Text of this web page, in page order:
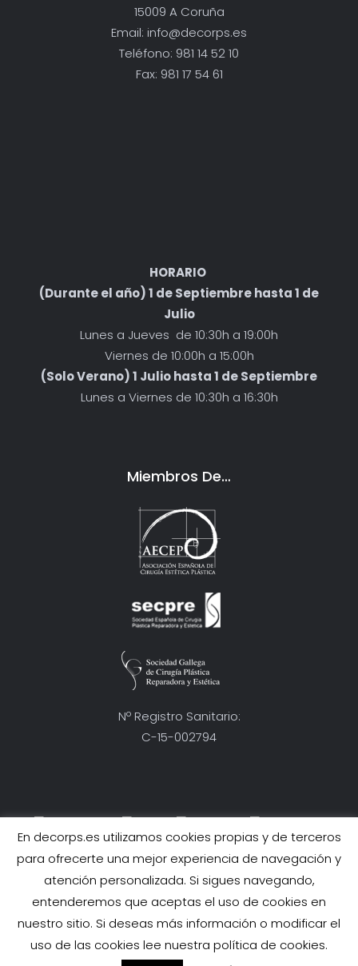
15009 A Coruña
Email: info@decorps.es
Teléfono: 981 14 52 10
Fax: 981 17 54 61
HORARIO
(Durante el año) 1 de Septiembre hasta 1 de
Julio
Lunes a Jueves de 10:30h a 19:00h
Viernes de 10:00h a 15:00h
(Solo Verano) 1 Julio hasta 1 de Septiembre
Lunes a Viernes de 10:30h a 16:30h
Miembros De…
Nº Registro Sanitario:
C-15-002794
Condiciones Generales
AVISO LEGAL
POLÍTICA DE PROTECCIÓN DE DATOS
POLÍTICA DE COOKIES
En decorps.es utilizamos cookies propias y de terceros
para ofrecerte una mejor experiencia de navegación y
atención personalizada. Si sigues navegando,
entenderemos que aceptas el uso de cookies en
nuestro sitio. Si deseas más información o modificar el
uso de las cookies lee nuestra política de cookies.